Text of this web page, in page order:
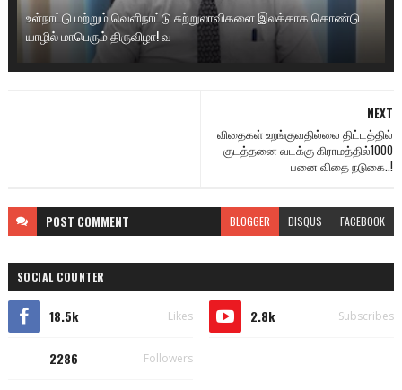
உள்நாட்டு மற்றும் வெளிநாட்டு சுற்றுலாவிகளை இலக்காக கொண்டு
யாழில் மாபெரும் திருவிழா! வ
NEXT
விதைகள் உறங்குவதில்லை திட்டத்தில்
குடத்தனை வடக்கு கிராமத்தில்1000
பனை விதை நடுகை..!
POST COMMENT BLOGGER DISQUS FACEBOOK
SOCIAL COUNTER
18.5k Likes 2.8k Subscribes
2286 Followers